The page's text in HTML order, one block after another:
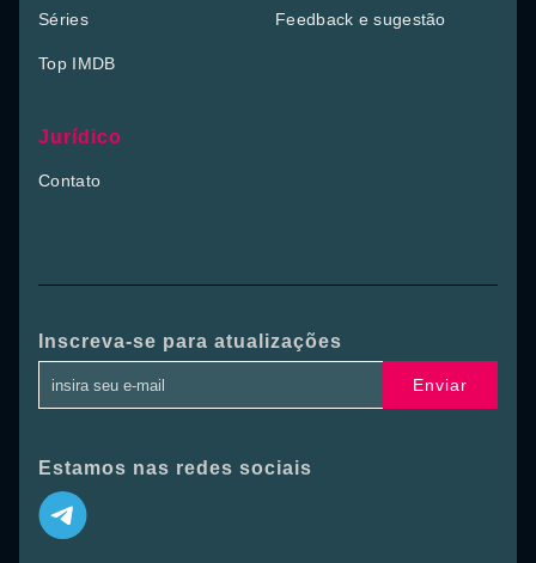
Séries
Top IMDB
Feedback e sugestão
Jurídico
Contato
Inscreva-se para atualizações
Enviar
Estamos nas redes sociais